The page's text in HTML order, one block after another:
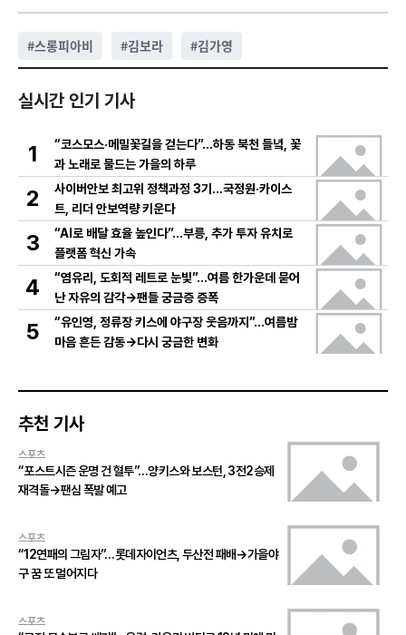
#스롱피아비 #김보라 #김가영
실시간 인기 기사
1
“코스모스·메밀꽃길을 걷는다”…하동 북천 들녘, 꽃
과 노래로 물드는 가을의 하루
2
사이버안보 최고위 정책과정 3기…국정원·카이스
트, 리더 안보역량 키운다
3
“AI로 배달 효율 높인다”…부릉, 추가 투자 유치로
플랫폼 혁신 가속
4
“염유리, 도회적 레트로 눈빛”…여름 한가운데 묻어
난 자유의 감각→팬들 궁금증 증폭
5
“유인영, 정류장 키스에 야구장 웃음까지”…여름밤
마음 흔든 감동→다시 궁금한 변화
추천 기사
스포츠
“포스트시즌 운명 건 혈투”…양키스와 보스턴, 3전2승제
재격돌→팬심 폭발 예고
스포츠
“12연패의 그림자”…롯데자이언츠, 두산전 패배→가을야
구 꿈 또 멀어지다
스포츠